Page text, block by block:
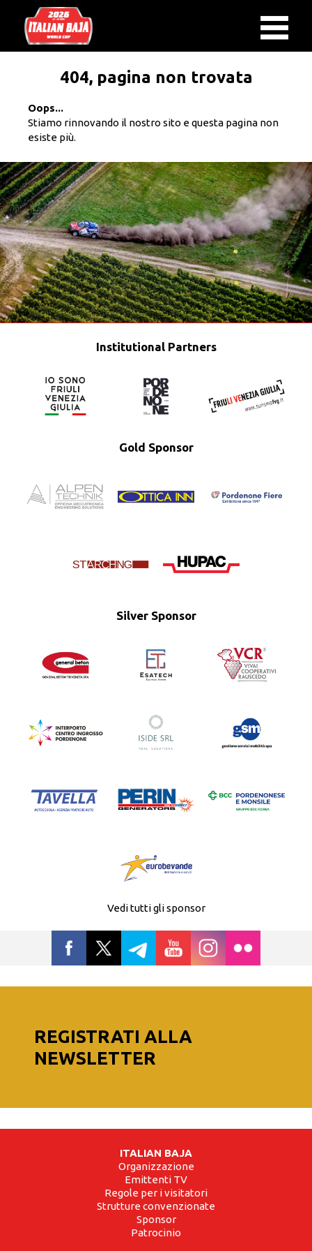
404, pagina non trovata
Oops...
Stiamo rinnovando il nostro sito e questa pagina non
esiste più.
Institutional Partners
Gold Sponsor
Silver Sponsor
Vedi tutti gli sponsor
REGISTRATI ALLA
NEWSLETTER
ITALIAN BAJA
Organizzazione
Emittenti TV
Regole per i visitatori
Strutture convenzionate
Sponsor
Patrocinio